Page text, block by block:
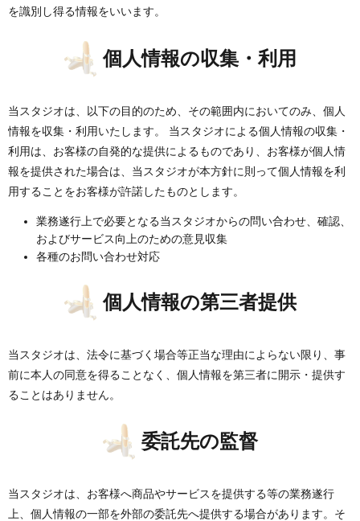
を識別し得る情報をいいます。
個人情報の収集・利用
当スタジオは、以下の目的のため、その範囲内においてのみ、個人
情報を収集・利用いたします。 当スタジオによる個人情報の収集・
利用は、お客様の自発的な提供によるものであり、お客様が個人情
報を提供された場合は、当スタジオが本方針に則って個人情報を利
用することをお客様が許諾したものとします。
業務遂行上で必要となる当スタジオからの問い合わせ、確認、
およびサービス向上のための意見収集
各種のお問い合わせ対応
個人情報の第三者提供
当スタジオは、法令に基づく場合等正当な理由によらない限り、事
前に本人の同意を得ることなく、個人情報を第三者に開示・提供す
ることはありません。
委託先の監督
当スタジオは、お客様へ商品やサービスを提供する等の業務遂行
上、個人情報の一部を外部の委託先へ提供する場合があります。そ